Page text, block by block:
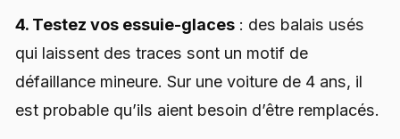
4. Testez vos essuie-glaces : des balais usés
qui laissent des traces sont un motif de
défaillance mineure. Sur une voiture de 4 ans, il
est probable qu’ils aient besoin d’être remplacés.